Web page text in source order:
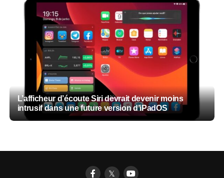
L’afficheur d’écoute Siri devrait devenir moins
intrusif dans une future version d’iPadOS
𝕏